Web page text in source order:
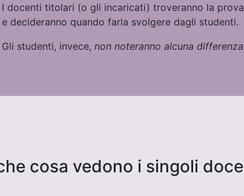
I docenti titolari (o gli incaricati) troveranno la
e decideranno quando farla svolgere dagli studenti.
Gli studenti, invece, non noteranno alcuna differenza
cosa vedono i singoli